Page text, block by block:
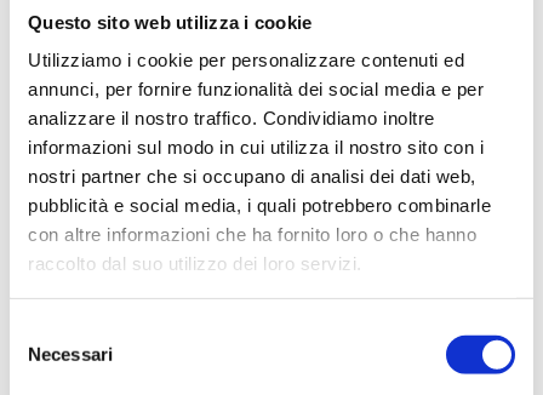
Questo sito web utilizza i cookie
Utilizziamo i cookie per personalizzare contenuti ed
annunci, per fornire funzionalità dei social media e per
analizzare il nostro traffico. Condividiamo inoltre
informazioni sul modo in cui utilizza il nostro sito con i
nostri partner che si occupano di analisi dei dati web,
pubblicità e social media, i quali potrebbero combinarle
con altre informazioni che ha fornito loro o che hanno
raccolto dal suo utilizzo dei loro servizi.
delNecessari
In evidenza
Normablok Più High Performance
Muratura armata Danesi
Normablok Più Ponti Termici
Normablok Più Taglio Termico
Normablok Più CAM
Normablok Più S40 MA ricostruzione post sisma
Referenze